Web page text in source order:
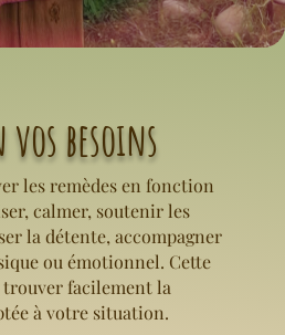
besoins
les remèdes en fonction
calmer, soutenir les
la détente, accompagner
ou émotionnel. Cette
facilement la
à votre situation.